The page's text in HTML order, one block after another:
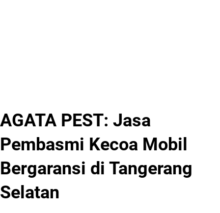
AGATA PEST: Jasa
Pembasmi Kecoa Mobil
Bergaransi di Tangerang
Selatan